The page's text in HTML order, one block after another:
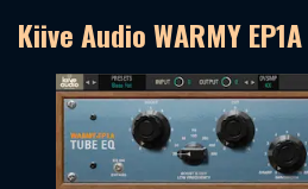
Kiive Audio WARMY EP1A